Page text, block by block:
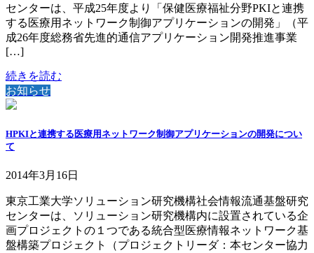
センターは、平成25年度より「保健医療福祉分野PKIと連携
する医療用ネットワーク制御アプリケーションの開発」（平
成26年度総務省先進的通信アプリケーション開発推進事業
[…]
続きを読む
お知らせ
HPKIと連携する医療用ネットワーク制御アプリケーションの開発につい
て
2014年3月16日
東京工業大学ソリューション研究機構社会情報流通基盤研究
センターは、ソリューション研究機構内に設置されている企
画プロジェクトの１つである統合型医療情報ネットワーク基
盤構築プロジェクト（プロジェクトリーダ：本センター協力